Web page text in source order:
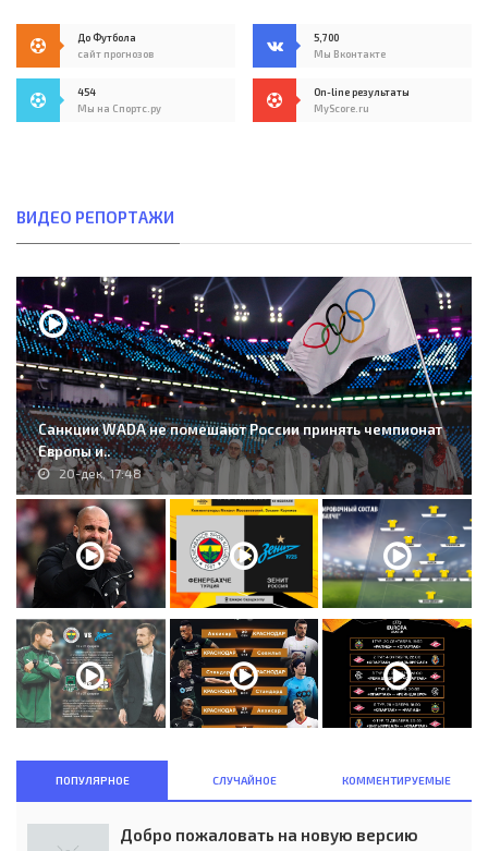
До Футбола
сайт прогнозов
5,700
Мы Вконтакте
454
Мы на Спортс.ру
On-line результаты
MyScore.ru
ВИДЕО РЕПОРТАЖИ
Санкции WADA не помешают России принять чемпионат
Европы и..
20-дек, 17:48
ПОПУЛЯРНОЕ СЛУЧАЙНОЕ КОММЕНТИРУЕМЫЕ
Добро пожаловать на новую версию